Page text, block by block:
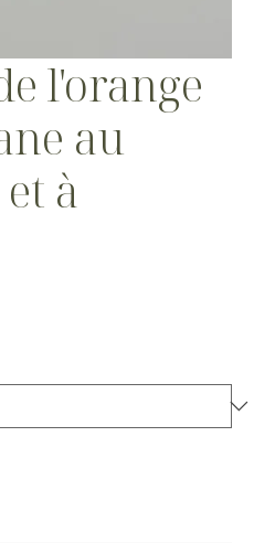
l'orange
au
à